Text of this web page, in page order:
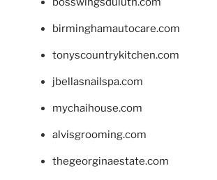
birminghamautocare.com
tonyscountrykitchen.com
jbellasnailspa.com
mychaihouse.com
alvisgrooming.com
thegeorginaestate.com